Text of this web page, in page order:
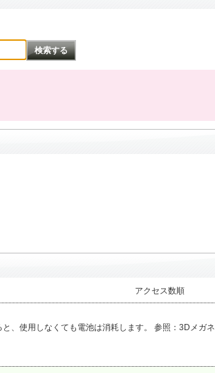
、使用しなくても電池は消耗します。 参照：3Dメガネ